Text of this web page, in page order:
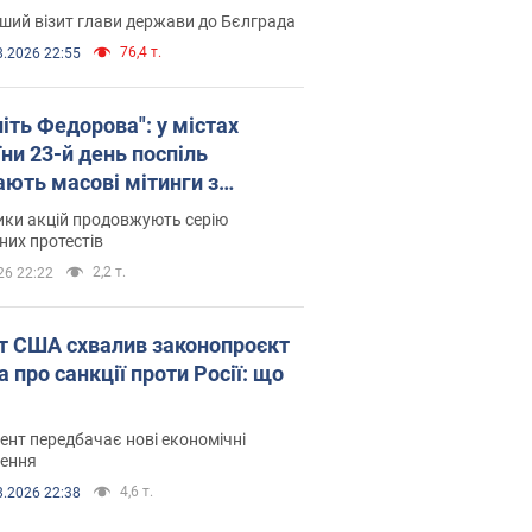
візит глави держави до Бєлграда
22:55 76,4 т.
Федорова": у містах
23-й день поспіль
масові мітинги з
Фото і відео
акцій продовжують серію
протестів
22:22 2,2 т.
США схвалив законопроєкт
про санкції проти Росії: що
передбачає нові економічні
22:38 4,6 т.